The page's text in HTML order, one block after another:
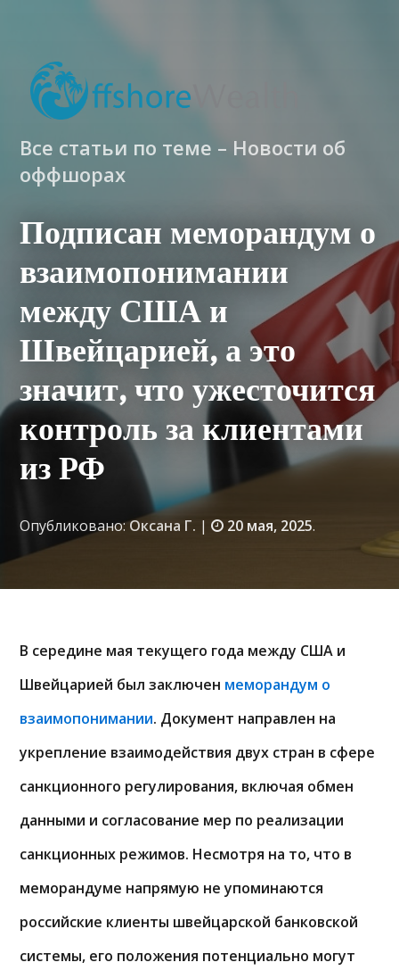
Все статьи по теме – Новости об
оффшорах
Подписан меморандум о
взаимопонимании
между США и
Швейцарией, а это
значит, что ужесточится
контроль за клиентами
из РФ
Опубликовано:Оксана Г. | 20 мая, 2025.
В середине мая текущего года между США и
Швейцарией был заключен меморандум о
взаимопонимании. Документ направлен на
укрепление взаимодействия двух стран в сфере
санкционного регулирования, включая обмен
данными и согласование мер по реализации
санкционных режимов. Несмотря на то, что в
меморандуме напрямую не упоминаются
российские клиенты швейцарской банковской
системы, его положения потенциально могут